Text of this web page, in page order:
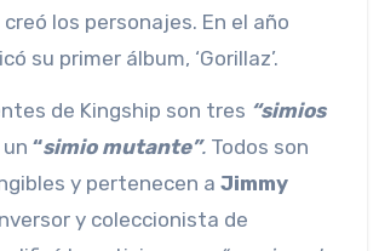
los personajes. En el año
su primer álbum, ‘Gorillaz’.
de Kingship son tres “simios
“simio mutante”.Todos son
y pertenecen a Jimmy
y coleccionista de